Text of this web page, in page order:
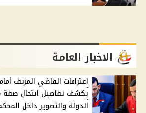
الاخبار العامة
اعترافات القاضي المزيف
يكشف تفاصيل انتحال
الدولة والتصوير داخل